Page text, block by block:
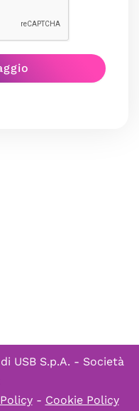
USB S.p.A. - Società
- Cookie Policy